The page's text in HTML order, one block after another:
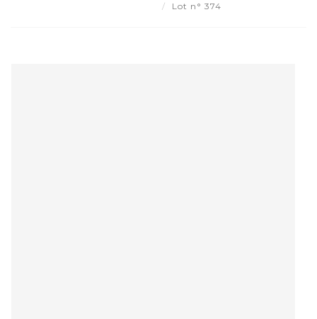
Lot n° 374